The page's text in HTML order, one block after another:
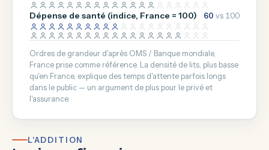
Dépense de santé (indice, France = 100) 60 vs 100
Ordres de grandeur d'après OMS / Banque mondiale,
France prise comme référence. La densité de lits, plus basse
qu'en France, explique des temps d'attente parfois longs
dans le public — un argument de plus pour le privé et
l'assurance.
L'ADDITION